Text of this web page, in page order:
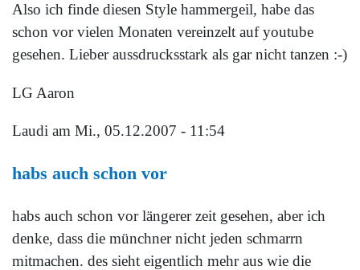
Also ich finde diesen Style hammergeil, habe das
schon vor vielen Monaten vereinzelt auf youtube
gesehen. Lieber aussdrucksstark als gar nicht tanzen :-)
LG Aaron
Laudi am Mi., 05.12.2007 - 11:54
habs auch schon vor
habs auch schon vor längerer zeit gesehen, aber ich
denke, dass die münchner nicht jeden schmarrn
mitmachen. des sieht eigentlich mehr aus wie die